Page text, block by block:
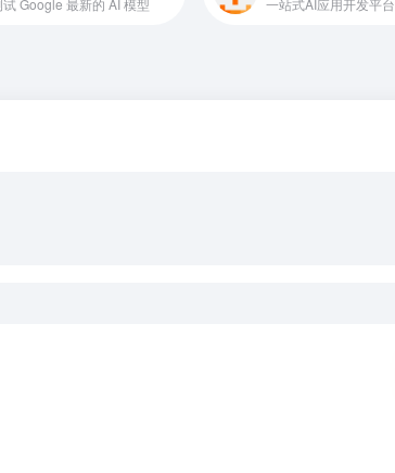
Google 最新的 AI 模型 一站式AI应用开发平台